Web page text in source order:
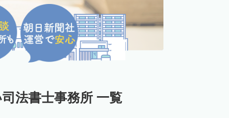
法書士事務所 一覧